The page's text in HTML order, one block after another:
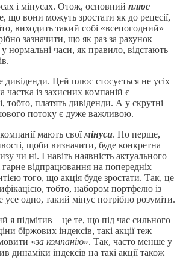
і мінусах. Отож, основний плюс
що вони можуть зростати як до рецесії,
виходить такий собі «всепогодний»
зазначити, що як раз за рахунок
у нормальні часи, як правило, відстають
Цей плюс стосується не усіх
частка із захисних компаній є
тобто, платять дивіденди. А у скрутні
потоку є дуже важливою.
мають своїмінуси. По перше,
щоби визначити, буде конкретна
чи ні. І навіть наявність актуального
і гарне відпрацювання на попередніх
того, що акція буде зростати. Так, це
тобто, набором портфелю із
одно, такий мінус потрібно розуміти.
я підмітив – це те, що під час сильного
біржових індексів, такі акції теж
«за компанію». Так, часто менше у
динаміки індексів на такі акції також